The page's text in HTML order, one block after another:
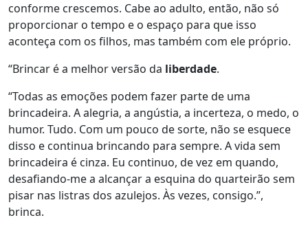
conforme crescemos. Cabe ao adulto, então, não só
proporcionar o tempo e o espaço para que isso
aconteça com os filhos, mas também com ele próprio.
“Brincar é a melhor versão da liberdade.
“Todas as emoções podem fazer parte de uma
brincadeira. A alegria, a angústia, a incerteza, o medo, o
humor. Tudo. Com um pouco de sorte, não se esquece
disso e continua brincando para sempre. A vida sem
brincadeira é cinza. Eu continuo, de vez em quando,
desafiando-me a alcançar a esquina do quarteirão sem
pisar nas listras dos azulejos. Às vezes, consigo.”,
brinca.